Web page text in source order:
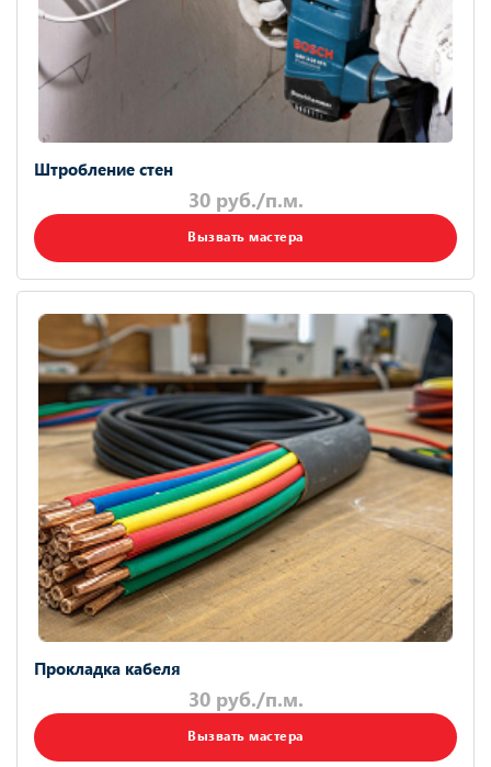
Штробление стен
30 руб./п.м.
Вызвать мастера
Прокладка кабеля
30 руб./п.м.
Вызвать мастера